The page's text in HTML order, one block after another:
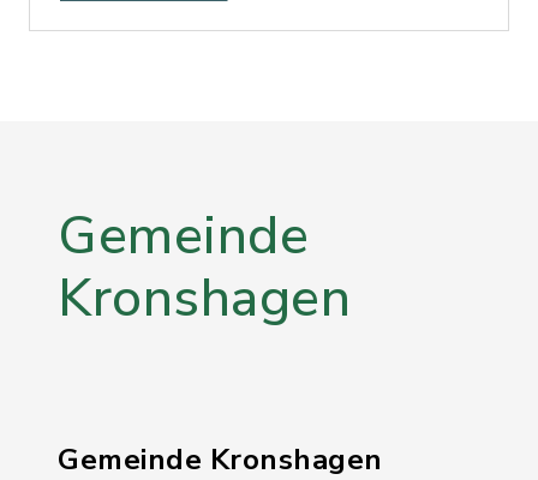
Gemeinde
Kronshagen
Gemeinde Kronshagen